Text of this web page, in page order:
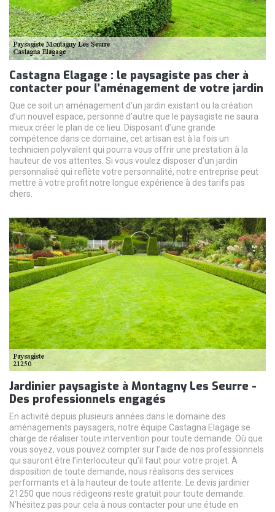
Castagna Elagage : le paysagiste pas cher à
contacter pour l’aménagement de votre jardin
Que ce soit un aménagement d’un jardin existant ou la création
d’un nouvel espace, personne d’autre que le paysagiste ne saura
mieux créer le plan de ce lieu. Disposant d’une grande
compétence dans ce domaine, cet artisan est à la fois un
technicien polyvalent qui pourra vous offrir une prestation à la
hauteur de vos attentes. Si vous voulez disposer d’un jardin
personnalisé qui reflète votre personnalité, notre entreprise peut
mettre à votre profit notre longue expérience à des tarifs pas
chers.
Jardinier paysagiste à Montagny Les Seurre -
Des professionnels engagés
En activité depuis plusieurs années dans le domaine des
aménagements paysagers, notre équipe Castagna Elagage se
charge de réaliser toute intervention pour toute demande. Où que
vous soyez, vous pouvez compter sur l’aide de nos professionnels
qui sauront être l’interlocuteur qu’il faut pour votre projet. À
disposition de toute demande, nous réalisons des services
performants et à la hauteur de toute attente. Le devis jardinier
21250 que nous rédigeons reste gratuit pour toute demande.
N’hésitez pas pour cela à nous contacter pour une étude en